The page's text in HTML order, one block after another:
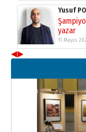
Yusuf
yazar
11 Mayıs
Neşat YALÇIN
Paranın Aile
03 Ağustos 2026 Pazartesi
09
◀▶